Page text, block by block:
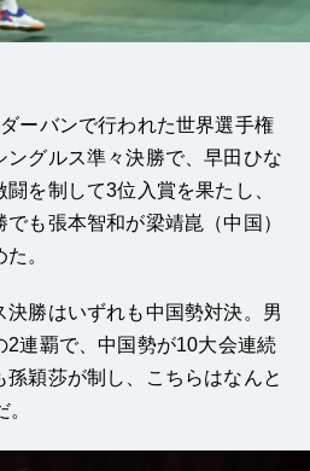
ーバンで行われた世界選手権
グルス準々決勝で、早田ひな
を制して3位入賞を果たし、
も張本智和が梁靖崑（中国）
。
勝はいずれも中国勢対決。男
2連覇で、中国勢が10大会連続
穎莎が制し、こちらはなんと